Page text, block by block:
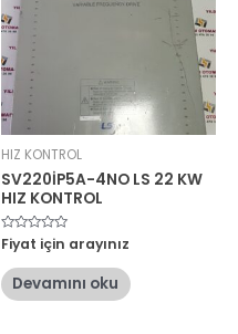
HIZ KONTROL
SV220İP5A-4NO LS 22 KW
HIZ KONTROL
5
üzerinden
oy
aldı
Fiyat için arayınız
Devamını oku